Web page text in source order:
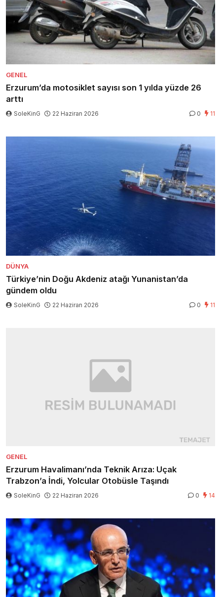
GENEL
Erzurum’da motosiklet sayısı son 1 yılda yüzde 26
arttı
SoleKinG 22 Haziran 2026 0 11
DÜNYA
Türkiye’nin Doğu Akdeniz atağı Yunanistan’da
gündem oldu
SoleKinG 22 Haziran 2026 0 11
GENEL
Erzurum Havalimanı’nda Teknik Arıza: Uçak
Trabzon’a İndi, Yolcular Otobüsle Taşındı
SoleKinG 22 Haziran 2026 0 14